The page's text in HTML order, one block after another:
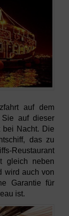
auf dem
auf dieser
bei Nacht. Die
das zu
Reustaurant
gleich neben
wird auch von
Garantie für
ist.